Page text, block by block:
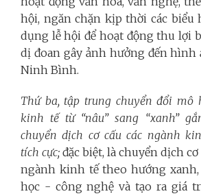
hội, ngăn chặn kịp thời các biểu
dụng lễ hội để hoạt động thu lợi
dị đoan gây ảnh hưởng đến
Ninh Bình.
Thứ ba, tập trung chuyển đổi mô
kinh tế từ “nâu” sang “xanh”
chuyển dịch cơ cấu các ngành
tích cực; đặc biệt, là chuyển dịch
ngành kinh tế theo hướng
học - công nghệ và tạo ra giá